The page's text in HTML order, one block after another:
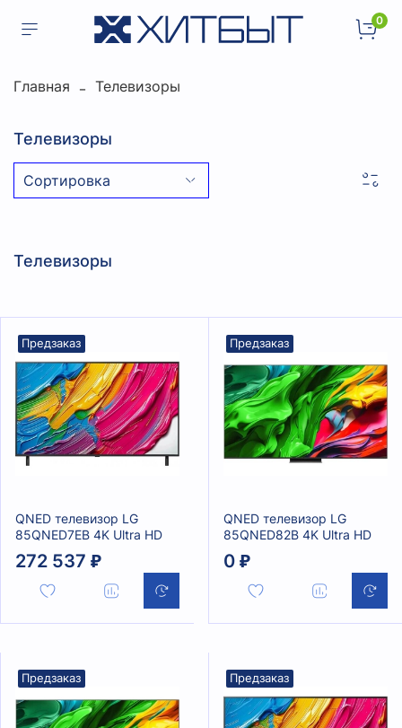
0
Главная Телевизоры
Телевизоры
Телевизоры
Предзаказ
QNED телевизор LG
85QNED7EB 4K Ultra HD
272 537 ₽
Предзаказ
QNED телевизор LG
85QNED82B 4K Ultra HD
0 ₽
Предзаказ Предзаказ